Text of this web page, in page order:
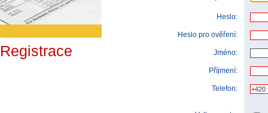
Registrace
Heslo:
Heslo pro ověření:
Jméno:
Příjmení:
Telefon: